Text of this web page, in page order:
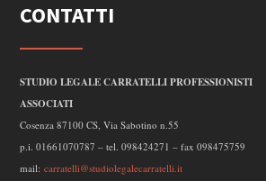
CONTATTI
STUDIO LEGALE CARRATELLI PROFESSIONISTI
ASSOCIATI
Cosenza 87100 CS, Via Sabotino n.55
p.i. 01661070787 – tel. 098424271 – fax 098475759
mail: carratelli@studiolegalecarratelli.it